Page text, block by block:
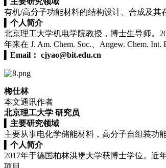
有机/高分子功能材料的结构设计、合成及其
个人简介
北京理工大学机电学院教授，博士生导师。
年来在 J. Am. Chem. Soc.、Angew. Chem.
Email： cjyao@bit.edu.cn
梅仕林
本文通讯作者
北京理工大学 研究员
主要研究领域
主要从事电化学储能材料，高分子自组装功
个人简介
2017年于德国柏林洪堡大学获博士学位。近
项目。